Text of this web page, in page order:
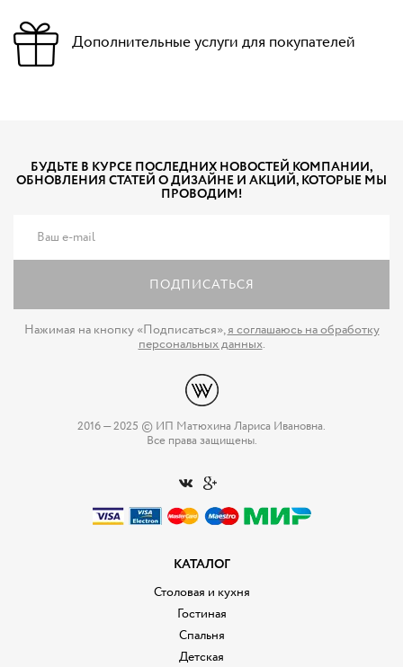
Дополнительные услуги для покупателей
БУДЬТЕ В КУРСЕ ПОСЛЕДНИХ НОВОСТЕЙ КОМПАНИИ,
ОБНОВЛЕНИЯ СТАТЕЙ О ДИЗАЙНЕ И АКЦИЙ, КОТОРЫЕ МЫ
ПРОВОДИМ!
ПОДПИСАТЬСЯ
Нажимая на кнопку «Подписаться»,я соглашаюсь на обработку
персональных данных.
2016 — 2025 © ИП Матюхина Лариса Ивановна.
Все права защищены.
КАТАЛОГ
Столовая и кухня
Гостиная
Спальня
Детская